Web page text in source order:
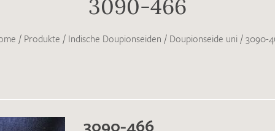
3090-466
/ Produkte / Indische Doupionseiden / Doupionseide uni / 3090-
3090-466